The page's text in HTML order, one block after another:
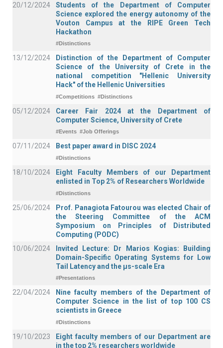
20/12/2024
Students of the Department of Computer
Science explored the energy autonomy of the
Vouton Campus at the RIPE Green Tech
Hackathon
#Distinctions
13/12/2024
Distinction of the Department of Computer
Science of the University of Crete in the
national competition "Hellenic University
Hack" of the Hellenic Universities
#Competitions #Distinctions
05/12/2024
Career Fair 2024 at the Department of
Computer Science, University of Crete
#Events #Job Offerings
07/11/2024 Best paper award in DISC 2024
#Distinctions
18/10/2024
Eight Faculty Members of our Department
enlisted in Top 2% of Researchers Worldwide
#Distinctions
25/06/2024
Prof. Panagiota Fatourou was elected Chair of
the Steering Committee of the ACM
Symposium on Principles of Distributed
Computing (PODC)
10/06/2024
Invited Lecture: Dr Marios Kogias: Building
Domain-Specific Operating Systems for Low
Tail Latency and the μs-scale Era
#Presentations
22/04/2024
Nine faculty members of the Department of
Computer Science in the list of top 100 CS
scientists in Greece
#Distinctions
19/10/2023
Eight faculty members of our Department are
in the top 2% researchers worldwide